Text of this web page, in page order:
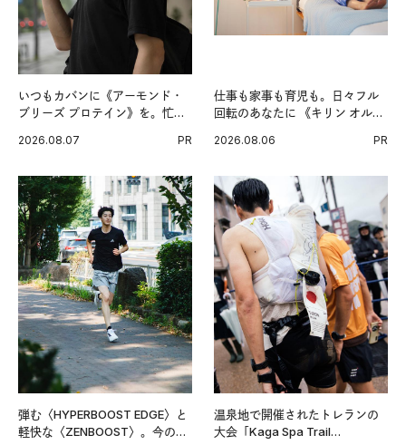
いつもカバンに《アーモンド・
ブリーズ プロテイン》を。忙し
グ習慣。
2026.08.07 PR
仕事も家事も育児も。日々フル
回転のあなたに 《キリン オルニ
2026.08.06 PR
弾む〈HYPERBOOST EDGE〉と
軽快な〈ZENBOOST〉。今の時
温泉地で開催されたトレランの
大会「Kaga Spa Trail